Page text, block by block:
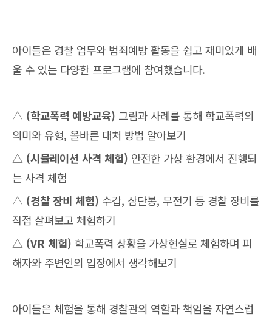
아이들은 경찰 업무와 범죄예방 활동을 쉽고 재미있게 배
울 수 있는 다양한 프로그램에 참여했습니다.
△ (학교폭력 예방교육) 그림과 사례를 통해 학교폭력의
의미와 유형, 올바른 대처 방법 알아보기
△ (시뮬레이션 사격 체험) 안전한 가상 환경에서 진행되
는 사격 체험
△ (경찰 장비 체험) 수갑, 삼단봉, 무전기 등 경찰 장비를
직접 살펴보고 체험하기
△ (VR 체험) 학교폭력 상황을 가상현실로 체험하며 피
해자와 주변인의 입장에서 생각해보기
아이들은 체험을 통해 경찰관의 역할과 책임을 자연스럽